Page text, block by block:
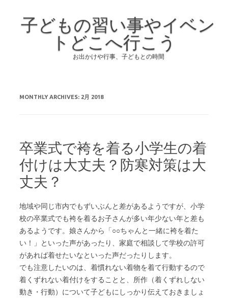
子どもの習い事やイベン
トどこへ行こう
お出かけや行事、子どもとの時間
MONTHLY ARCHIVES: 2月 2018
卒業式で袴を着る小学生の着
付けは大丈夫？防寒対策は大
丈夫？
地域や同じ市内でもずいぶんと差があるようですが、小学
校の卒業式でも袴を着るお子さんが多い年少ない年と差も
あるようです。娘さんから「○○ちゃんと一緒に袴を着た
い！」といった声があったり、家庭で相談して学校の許可
があれば着せたいなといった声だったりします。
でも注意したいのは、着慣れない着物を着て行動するので
着くずれない着付けをすることと、所作（着くずれしない
動き・行動）について子どもにしっかり伝えておきましょ